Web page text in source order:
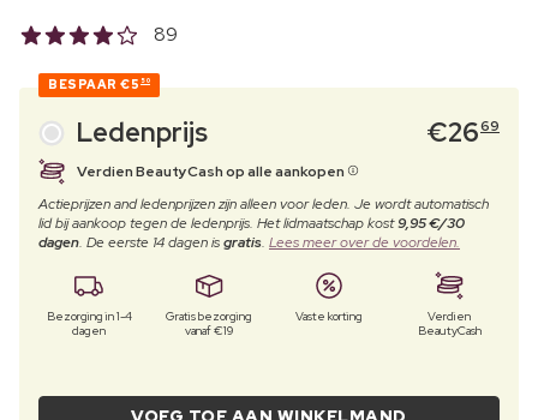
89
BESPAAR €5 50
Ledenprijs €2669
Verdien BeautyCash op alle aankopen
Actieprijzen and ledenprijzen zijn alleen voor leden. Je wordt automatisch
lid bij aankoop tegen de ledenprijs. Het lidmaatschap kost9,95 €/30
dagen. De eerste 14 dagen isgratis. Lees meer over de voordelen.
Bezorging in 1-4
dagen
Gratis bezorging
vanaf €19
Vaste korting
Verdien
BeautyCash